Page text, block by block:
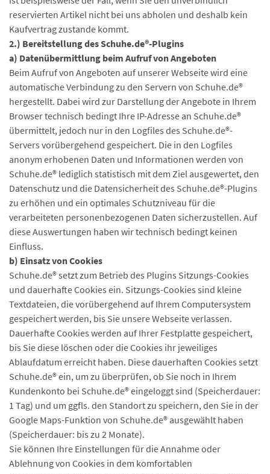
reservierten Artikel nicht bei uns abholen und deshalb kein
Kaufvertrag zustande kommt.
2.) Bereitstellung des Schuhe.de®-Plugins
a) Datenübermittlung beim Aufruf von Angeboten
Beim Aufruf von Angeboten auf unserer Webseite wird eine
automatische Verbindung zu den Servern von Schuhe.de®
hergestellt. Dabei wird zur Darstellung der Angebote in Ihrem
Browser technisch bedingt Ihre IP-Adresse an Schuhe.de®
übermittelt, jedoch nur in den Logfiles des Schuhe.de®-
Servers vorübergehend gespeichert. Die in den Logfiles
anonym erhobenen Daten und Informationen werden von
Schuhe.de® lediglich statistisch mit dem Ziel ausgewertet, den
Datenschutz und die Datensicherheit des Schuhe.de®-Plugins
zu erhöhen und ein optimales Schutzniveau für die
verarbeiteten personenbezogenen Daten sicherzustellen. Auf
diese Auswertungen haben wir technisch bedingt keinen
Einfluss.
b) Einsatz von Cookies
Schuhe.de® setzt zum Betrieb des Plugins Sitzungs-Cookies
und dauerhafte Cookies ein. Sitzungs-Cookies sind kleine
Textdateien, die vorübergehend auf Ihrem Computersystem
gespeichert werden, bis Sie unsere Webseite verlassen.
Dauerhafte Cookies werden auf Ihrer Festplatte gespeichert,
bis Sie diese löschen oder die Cookies ihr jeweiliges
Ablaufdatum erreicht haben. Diese dauerhaften Cookies setzt
Schuhe.de® ein, um zu überprüfen, ob Sie noch in Ihrem
Kundenkonto bei Schuhe.de® eingeloggt sind (Speicherdauer:
1 Tag) und um ggfls. den Standort zu speichern, den Sie in der
Google Maps-Funktion von Schuhe.de® ausgewählt haben
(Speicherdauer: bis zu 2 Monate).
Sie können Ihre Einstellungen für die Annahme oder
Ablehnung von Cookies in dem komfortablen